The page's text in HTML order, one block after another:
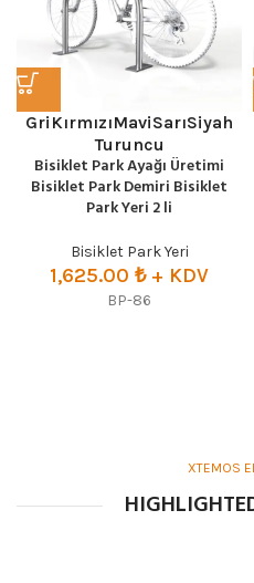
Gri KırmızıMaviSarıSiyah
Turuncu
Bisiklet Park Ayağı Üretimi
Bisiklet Park Demiri Bisiklet
Park Yeri 2 li
Bisiklet Park Yeri
1,625.00 ₺+ KDV
BP-86
XTEMOS